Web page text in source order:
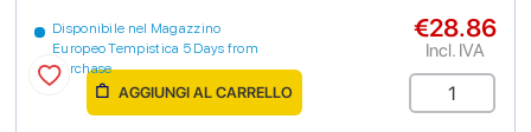
Disponibile nel Magazzino
Europeo Tempistica 5 Days from
purchase
€28.86
Incl. IVA
AGGIUNGI AL CARRELLO